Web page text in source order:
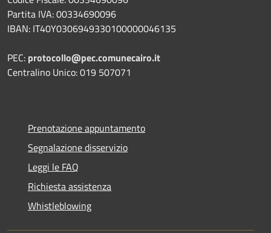
Partita IVA: 00334690096
IBAN: IT40Y0306949330100000046135
PEC: protocollo@pec.comunecairo.it
Centralino Unico: 019 507071
Prenotazione appuntamento
Segnalazione disservizio
Leggi le FAQ
Richiesta assistenza
Whistleblowing